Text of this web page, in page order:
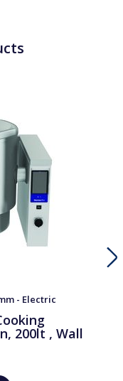
- Electric
200lt , Wall